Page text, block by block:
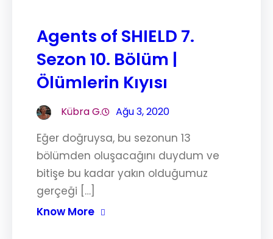
Agents of SHIELD 7.
Sezon 10. Bölüm |
Ölümlerin Kıyısı
Kübra G. Ağu 3, 2020
Eğer doğruysa, bu sezonun 13
bölümden oluşacağını duydum ve
bitişe bu kadar yakın olduğumuz
gerçeği […]
Know More